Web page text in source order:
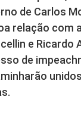
de Carlos
relação com
e Ricardo
de